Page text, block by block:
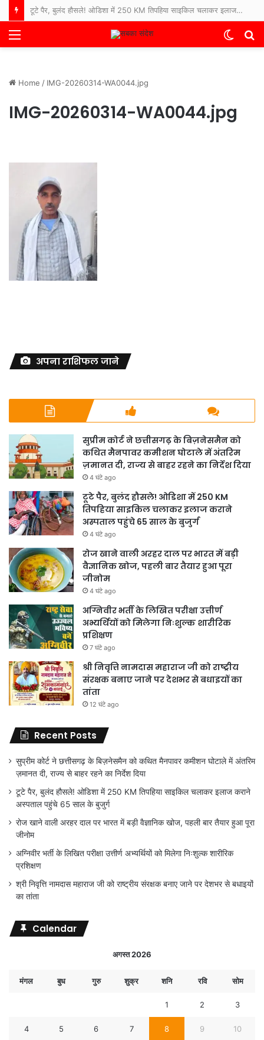
टूटे पैर, बुलंद हौसले! ओडिशा में 250 KM तिपहिया साइकिल चलाकर इलाज कराने अस्पताल पहुंचे 65 साल के बुजुर्ग
Menu
Switch
Home / IMG-20260314-WA0044.jpg
IMG-20260314-WA0044.jpg
अपना राशिफल जाने
सुप्रीम कोर्ट ने छत्तीसगढ़ के बिज़नेसमैन को
कथित मैनपावर कमीशन घोटाले में अंतरिम
ज़मानत दी, राज्य से बाहर रहने का निर्देश दिया
4 घंटे ago
टूटे पैर, बुलंद हौसले! ओडिशा में 250 KM
तिपहिया साइकिल चलाकर इलाज कराने
अस्पताल पहुंचे 65 साल के बुजुर्ग
4 घंटे ago
रोज खाने वाली अरहर दाल पर भारत में बड़ी
वैज्ञानिक खोज, पहली बार तैयार हुआ पूरा
जीनोम
4 घंटे ago
अग्निवीर भर्ती के लिखित परीक्षा उत्तीर्ण
अभ्यर्थियों को मिलेगा निःशुल्क शारीरिक
प्रशिक्षण
7 घंटे ago
श्री निवृत्ति नामदास महाराज जी को राष्ट्रीय
संरक्षक बनाए जाने पर देशभर से बधाइयों का
तांता
12 घंटे ago
Recent Posts
सुप्रीम कोर्ट ने छत्तीसगढ़ के बिज़नेसमैन को कथित मैनपावर कमीशन घोटाले में अंतरिम
ज़मानत दी, राज्य से बाहर रहने का निर्देश दिया
टूटे पैर, बुलंद हौसले! ओडिशा में 250 KM तिपहिया साइकिल चलाकर इलाज कराने
अस्पताल पहुंचे 65 साल के बुजुर्ग
रोज खाने वाली अरहर दाल पर भारत में बड़ी वैज्ञानिक खोज, पहली बार तैयार हुआ पूरा
जीनोम
अग्निवीर भर्ती के लिखित परीक्षा उत्तीर्ण अभ्यर्थियों को मिलेगा निःशुल्क शारीरिक
प्रशिक्षण
श्री निवृत्ति नामदास महाराज जी को राष्ट्रीय संरक्षक बनाए जाने पर देशभर से बधाइयों
का तांता
Calendar
अगस्त 2026
मंगल बुध गुरु शुक्र शनि रवि सोम
1 2 3
4 5 6 7 8 9 10